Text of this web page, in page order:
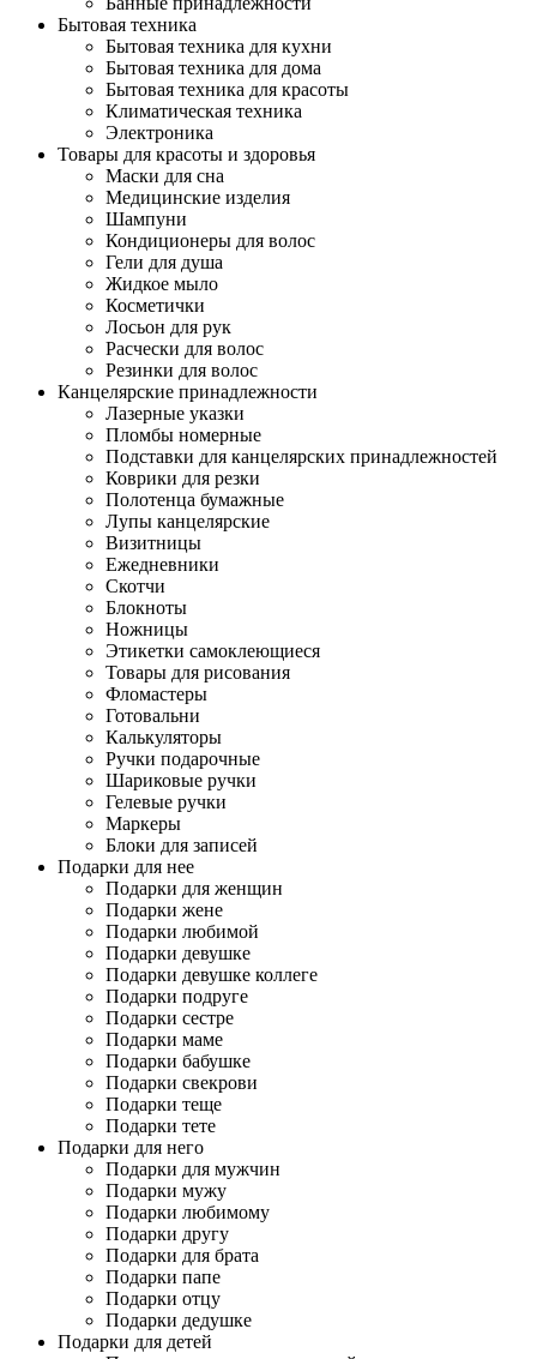
Бытовая техника
Бытовая техника для кухни
Бытовая техника для дома
Бытовая техника для красоты
Климатическая техника
Электроника
Товары для красоты и здоровья
Маски для сна
Медицинские изделия
Шампуни
Кондиционеры для волос
Гели для душа
Жидкое мыло
Косметички
Лосьон для рук
Расчески для волос
Резинки для волос
Канцелярские принадлежности
Лазерные указки
Пломбы номерные
Подставки для канцелярских принадлежностей
Коврики для резки
Полотенца бумажные
Лупы канцелярские
Визитницы
Ежедневники
Скотчи
Блокноты
Ножницы
Этикетки самоклеющиеся
Товары для рисования
Фломастеры
Готовальни
Калькуляторы
Ручки подарочные
Шариковые ручки
Гелевые ручки
Маркеры
Блоки для записей
Подарки для нее
Подарки для женщин
Подарки жене
Подарки любимой
Подарки девушке
Подарки девушке коллеге
Подарки подруге
Подарки сестре
Подарки маме
Подарки бабушке
Подарки свекрови
Подарки теще
Подарки тете
Подарки для него
Подарки для мужчин
Подарки мужу
Подарки любимому
Подарки другу
Подарки для брата
Подарки папе
Подарки отцу
Подарки дедушке
Подарки для детей